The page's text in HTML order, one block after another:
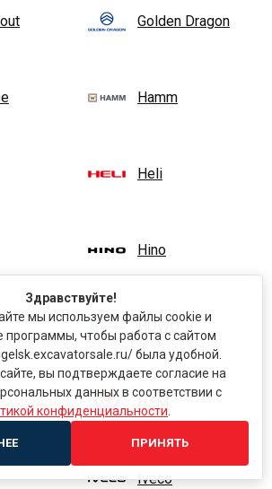
Golden Dragon
Hamm
Heli
Hino
HOWO
HZM
Iveco
Здравствуйте!
мы используем файлы cookie и
программы, чтобы работа с сайтом
была удобной.
вы подтверждаете согласие на
данных в соответствии с
конфиденциальности
ПРИНЯТЬ